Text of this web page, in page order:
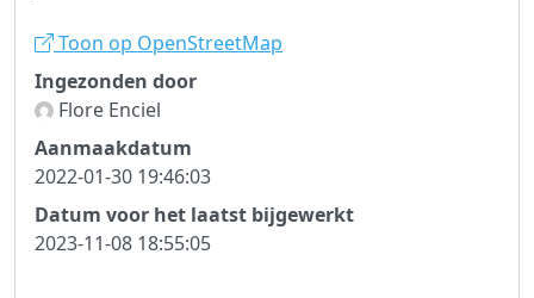
Toon op OpenStreetMap
Ingezonden door
Flore Enciel
Aanmaakdatum
2022-01-30 19:46:03
Datum voor het laatst bijgewerkt
2023-11-08 18:55:05